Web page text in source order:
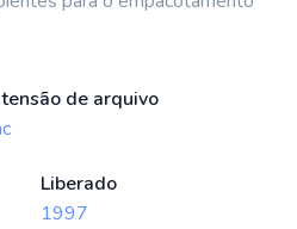
de arquivo
Liberado
1997